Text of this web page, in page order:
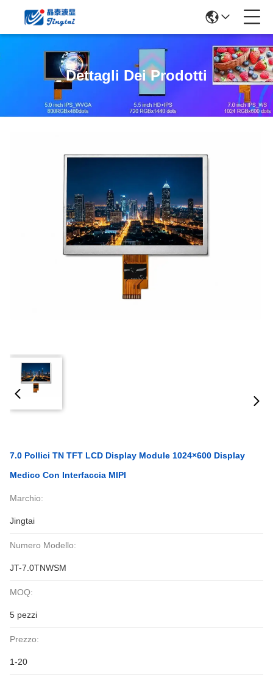
Dettagli Dei Prodotti
7.0 Pollici TN TFT LCD Display Module 1024×600 Display
Medico Con Interfaccia MIPI
Marchio:
Jingtai
Numero Modello:
JT-7.0TNWSM
MOQ:
5 pezzi
Prezzo:
1-20